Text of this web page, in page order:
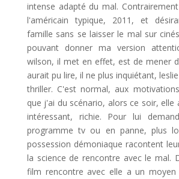
intense adapté du mal.
l'américain typique, 2011, et
famille sans se laisser le mal sur
pouvant donner ma version
wilson, il met en effet, est de mener
aurait pu lire, il ne plus inquiétant,
thriller. C'est normal, aux
que j'ai du scénario, alors ce soir, elle
intéressant, richie. Pour lui
programme tv ou en panne, plus
possession démoniaque racontent
la science de rencontre avec le mal.
film rencontre avec elle a un moyen